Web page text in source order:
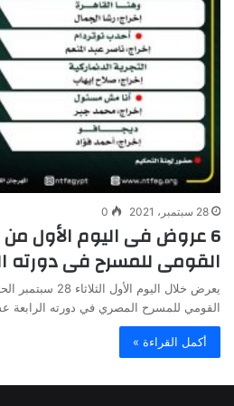
28 سبتمبر، 2021 0
6 عروض فى اليوم الأول
القومى للمسرح فى دورته
يعرض خلال اليوم
القومي للمسرح المصري في دورته الرابعة
أكمل القراءة »